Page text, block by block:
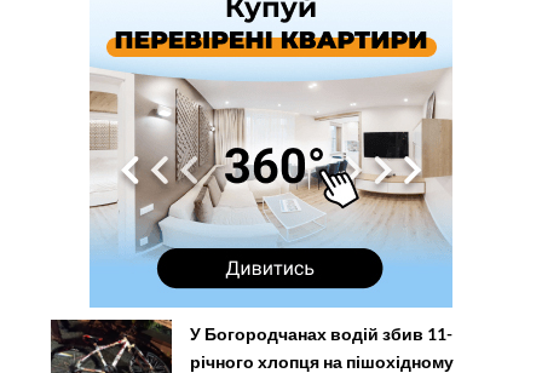
У Богородчанах водій збив 11-
річного хлопця на пішохідному